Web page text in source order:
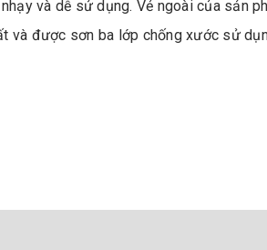
và dễ sử dụng. Vẻ ngoài của sản
và được sơn ba lớp chống xước sử